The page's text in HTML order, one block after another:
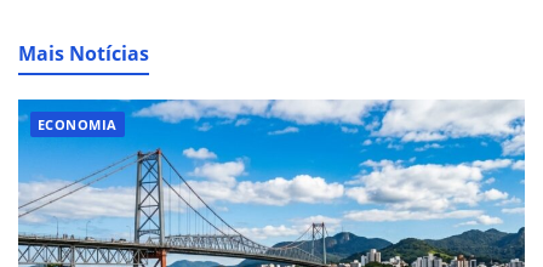
Mais Notícias
ECONOMIA